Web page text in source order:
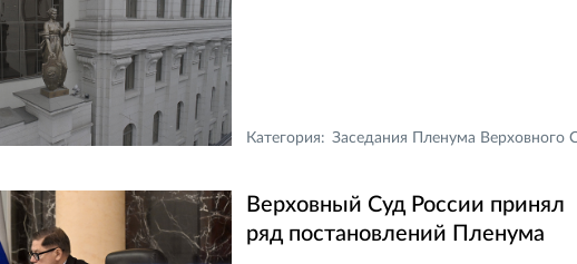
Категория: Заседания Пленума Верховного Суда Российской
Верховный Суд России принял
ряд постановлений Пленума